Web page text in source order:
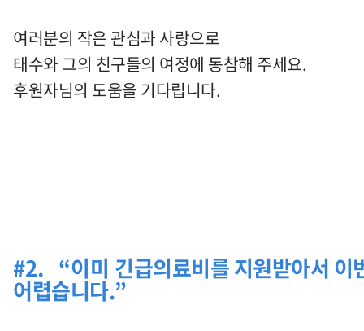
여러분의 작은 관심과 사랑으로
태수와 그의 친구들의 여정에 동참해 주세요.
후원자님의 도움을 기다립니다.
#2. “이미 긴급의료비를 지원받아서 이
어렵습니다.”